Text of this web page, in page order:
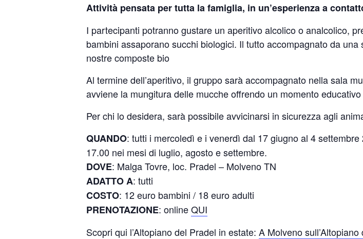
Attività pensata per tutta la famiglia, in un’esperienza a
I partecipanti potranno gustare un aperitivo alcolico o analcolico,
bambini assaporano succhi biologici. Il tutto accompagnato da
nostre composte bio
Al termine dell’aperitivo, il gruppo sarà accompagnato nella sala
avviene la mungitura delle mucche offrendo un momento
Per chi lo desidera, sarà possibile avvicinarsi in sicurezza agli
QUANDO: tutti i mercoledì e i venerdì dal 17 giugno al 4
17.00 nei mesi di luglio, agosto e settembre.
DOVE: Malga Tovre, loc. Pradel – Molveno TN
ADATTO A: tutti
COSTO: 12 euro bambini / 18 euro adulti
PRENOTAZIONE: onlineQUI
Scopri qui l’Altopiano del Pradel in estate: A Molveno sull’Altopiano